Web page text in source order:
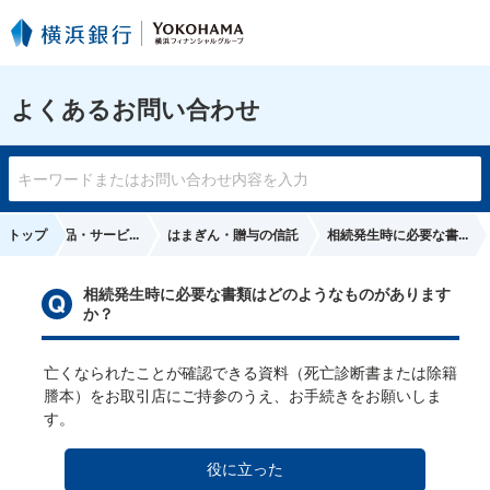
よくあるお問い合わせ
トップ
の他の商品・サービ... はまぎん・贈与の信託 相続発生時に必要な書...
相続発生時に必要な書類はどのようなものがあります
か？
亡くなられたことが確認できる資料（死亡診断書または除籍
謄本）をお取引店にご持参のうえ、お手続きをお願いしま
す。
役に立った